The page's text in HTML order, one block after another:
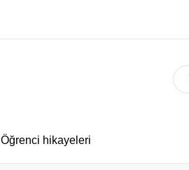
Öğrenci hikayeleri